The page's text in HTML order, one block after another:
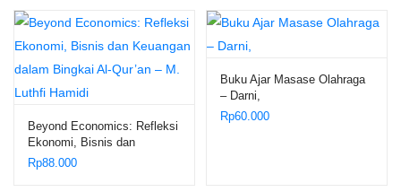
Beyond Economics: Refleksi
Ekonomi, Bisnis dan
Keuangan dalam Bingkai Al-
Rp88.000
Buku Ajar Masase Olahraga
– Darni,
Rp60.000